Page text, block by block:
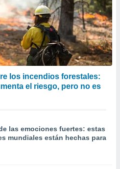
los incendios forestales:
el riesgo, pero no es
las emociones fuertes: estas
mundiales están hechas para